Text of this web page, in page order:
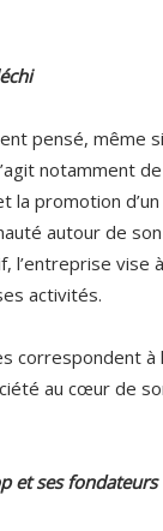
pensé, même
notamment
la promotion
autour de
l’entreprise vise
activités.
correspondent à
au cœur de
et ses fondateurs